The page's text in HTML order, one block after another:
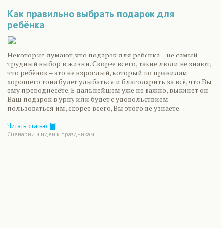
Как правильно выбрать подарок для
ребёнка
Некоторые думают, что подарок для ребёнка – не самый
трудный выбор в жизни. Скорее всего, такие люди не знают,
что ребёнок – это не взрослый, который по правилам
хорошего тона будет улыбаться и благодарить за всё, что Вы
ему преподнесёте. В дальнейшем уже не важно, выкинет он
Ваш подарок в урну или будет с удовольствием
пользоваться им, скорее всего, Вы этого не узнаете.
Читать статью
Сценарии и идеи к праздникам